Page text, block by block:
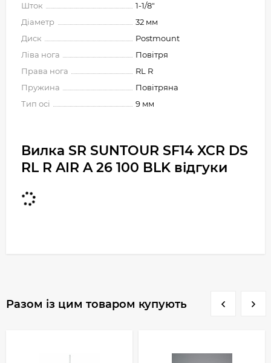
Шток
1-1/8"
Діаметр
32 мм
Диск
Postmount
Ліва нога
Повітря
Права нога
RL R
Пружина
Повітряна
Тип осі
9 мм
Вилка SR SUNTOUR SF14 XCR DS
RL R AIR A 26 100 BLK відгуки
Разом із цим товаром купують